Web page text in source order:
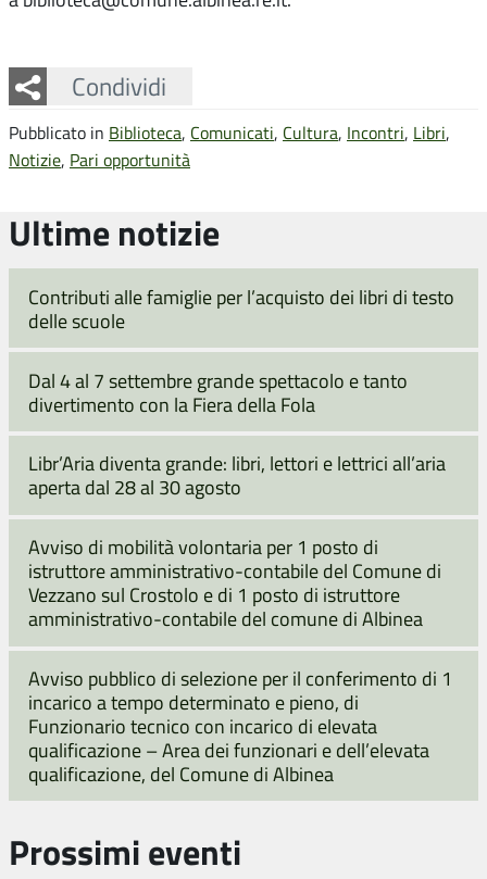
Condividi
Facebook
Twitter
Whatsapp
Pubblicato in Biblioteca, Comunicati, Cultura, Incontri, Libri,
Notizie, Pari opportunità
Ultime notizie
Contributi alle famiglie per l’acquisto dei libri di testo
delle scuole
Dal 4 al 7 settembre grande spettacolo e tanto
divertimento con la Fiera della Fola
Libr’Aria diventa grande: libri, lettori e lettrici all’aria
aperta dal 28 al 30 agosto
Avviso di mobilità volontaria per 1 posto di
istruttore amministrativo-contabile del Comune di
Vezzano sul Crostolo e di 1 posto di istruttore
amministrativo-contabile del comune di Albinea
Avviso pubblico di selezione per il conferimento di 1
incarico a tempo determinato e pieno, di
Funzionario tecnico con incarico di elevata
qualificazione – Area dei funzionari e dell’elevata
qualificazione, del Comune di Albinea
Prossimi eventi